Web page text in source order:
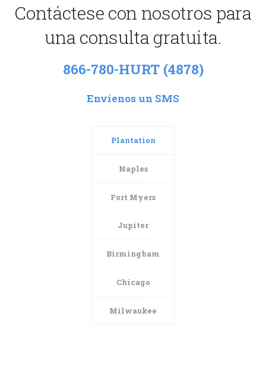
Contáctese con nosotros para
una consulta gratuita.
866-780-HURT (4878)
Envíenos un SMS
Plantation
Naples
Fort Myers
Jupiter
Birmingham
Chicago
Milwaukee